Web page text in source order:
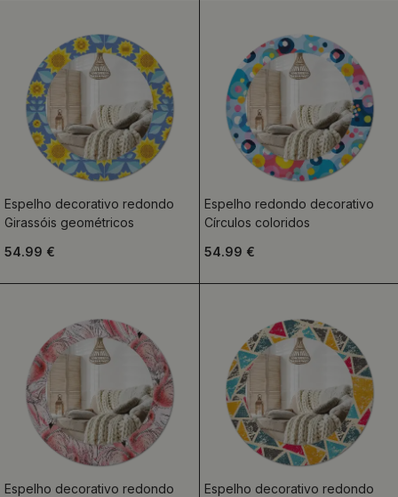
Espelho decorativo redondo
Girassóis geométricos
54.99 €
Espelho redondo decorativo
Círculos coloridos
54.99 €
Espelho decorativo redondo
Espelho decorativo redondo